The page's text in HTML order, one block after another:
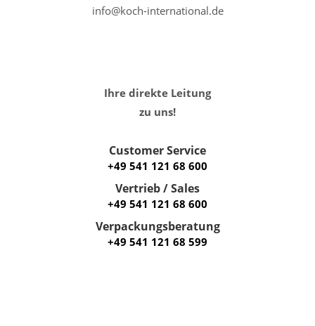
info@koch-international.de
Ihre direkte Leitung
zu uns!
Customer Service
+49 541 121 68 600
Vertrieb / Sales
+49 541 121 68 600
Verpackungsberatung
+49 541 121 68 599